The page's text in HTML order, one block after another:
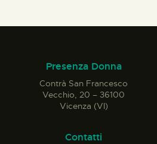
Presenza Donna
Contrà San Francesco
Vecchio, 20 – 36100
Vicenza (VI)
Contatti